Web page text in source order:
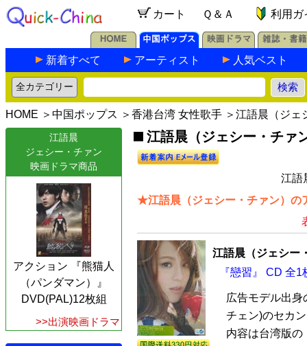
カート Ｑ＆Ａ 利用ガ
新着すべて アーティスト 人気ベスト
HOME ＞ 中国ポップス ＞ 香港台湾 女性歌手 ＞江語晨（ジェ
江語晨
ジェシー・チァン
映画ドラマ商品
アクション 『熊猫人
（パンダマン）』
DVD(PAL)12枚組
>>出演映画ドラマ
江語晨（ジェシー・チァ
江語
★江語晨（ジェシー・チァン）の
江語晨（ジェシー
『戀習』 CD 全1
広告モデル出
チェン)のセカ
内容は台湾版の